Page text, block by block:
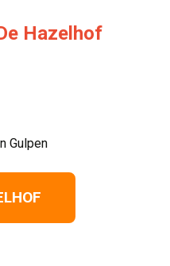
Hazelhof
Gulpen